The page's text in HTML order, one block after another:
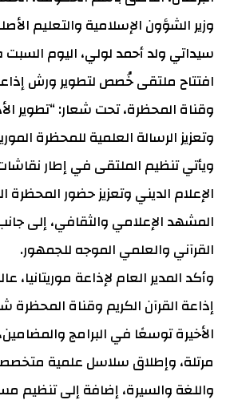
وزير الشؤون الإسلامية والتعليم
سيداتي ولد أحمد لولي، اليوم
افتتاح ملتقى خُصص لتطوير ورش
وقناة المحظرة، تحت شعار: “تطوير
وتعزيز الرسالة العلمية للمحظرة
ويأتي تنظيم الملتقى في إطار
الإعلام الديني وتعزيز حضور المحظرة
المشهد الإعلامي والثقافي، إلى
القرآني والعلمي الموجه للجمهور.
وأكد المدير العام لإذاعة موريتانيا،
إذاعة القرآن الكريم وقناة المحظرة
الأخيرة توسعًا في البرامج
مرتلة، وإطلاق سلاسل علمية
واللغة والسيرة، إضافة إلى تنظيم